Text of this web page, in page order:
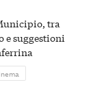
tra
e suggestioni